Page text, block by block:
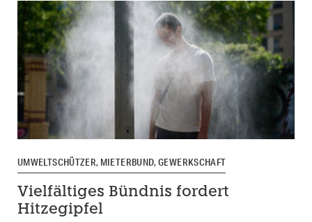
UMWELTSCHÜTZER, MIETERBUND, GEWERKSCHAFT
Vielfältiges Bündnis fordert
Hitzegipfel